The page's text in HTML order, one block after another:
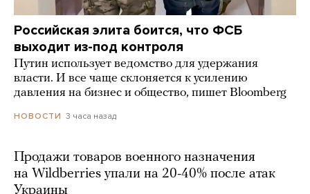
Российская элита боится, что ФСБ
выходит из-под контроля
Путин использует ведомство для удержания
власти. И все чаще склоняется к усилению
давления на бизнес и общество, пишет Bloomberg
НОВОСТИ 3 часа назад
Продажи товаров военного назначения
на Wildberries упали на 20-40% после атак
Украины